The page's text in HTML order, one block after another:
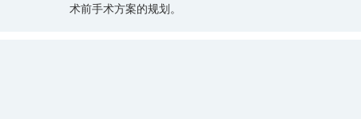
术前手术方案的规划。
线缝合，远端结扎。肝右静脉注入3支亚甲蓝，见右半肝
静脉内有癌栓,开放远端静脉,取出栓子后间断缝合。切除